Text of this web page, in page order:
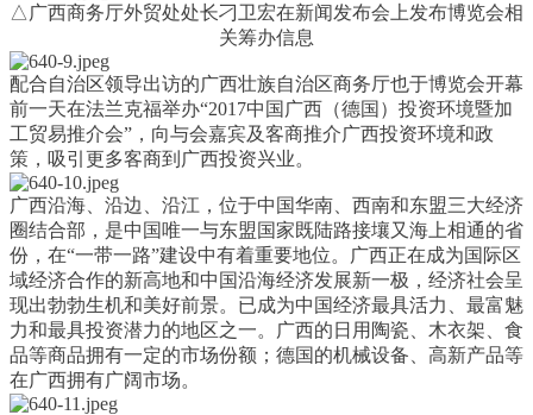
△广西商务厅外贸处处长刁卫宏在新闻发布会上发布博览会相
关筹办信息
配合自治区领导出访的广西壮族自治区商务厅也于博览会开幕
前一天在法兰克福举办“2017中国广西（德国）投资环境暨加
工贸易推介会”，向与会嘉宾及客商推介广西投资环境和政
策，吸引更多客商到广西投资兴业。
广西沿海、沿边、沿江，位于中国华南、西南和东盟三大经济
圈结合部，是中国唯一与东盟国家既陆路接壤又海上相通的省
份，在“一带一路”建设中有着重要地位。广西正在成为国际区
域经济合作的新高地和中国沿海经济发展新一极，经济社会呈
现出勃勃生机和美好前景。已成为中国经济最具活力、最富魅
力和最具投资潜力的地区之一。广西的日用陶瓷、木衣架、食
品等商品拥有一定的市场份额；德国的机械设备、高新产品等
在广西拥有广阔市场。